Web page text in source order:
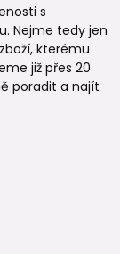
s
Nejme tedy jen
kterému
již přes 20
poradit a najít